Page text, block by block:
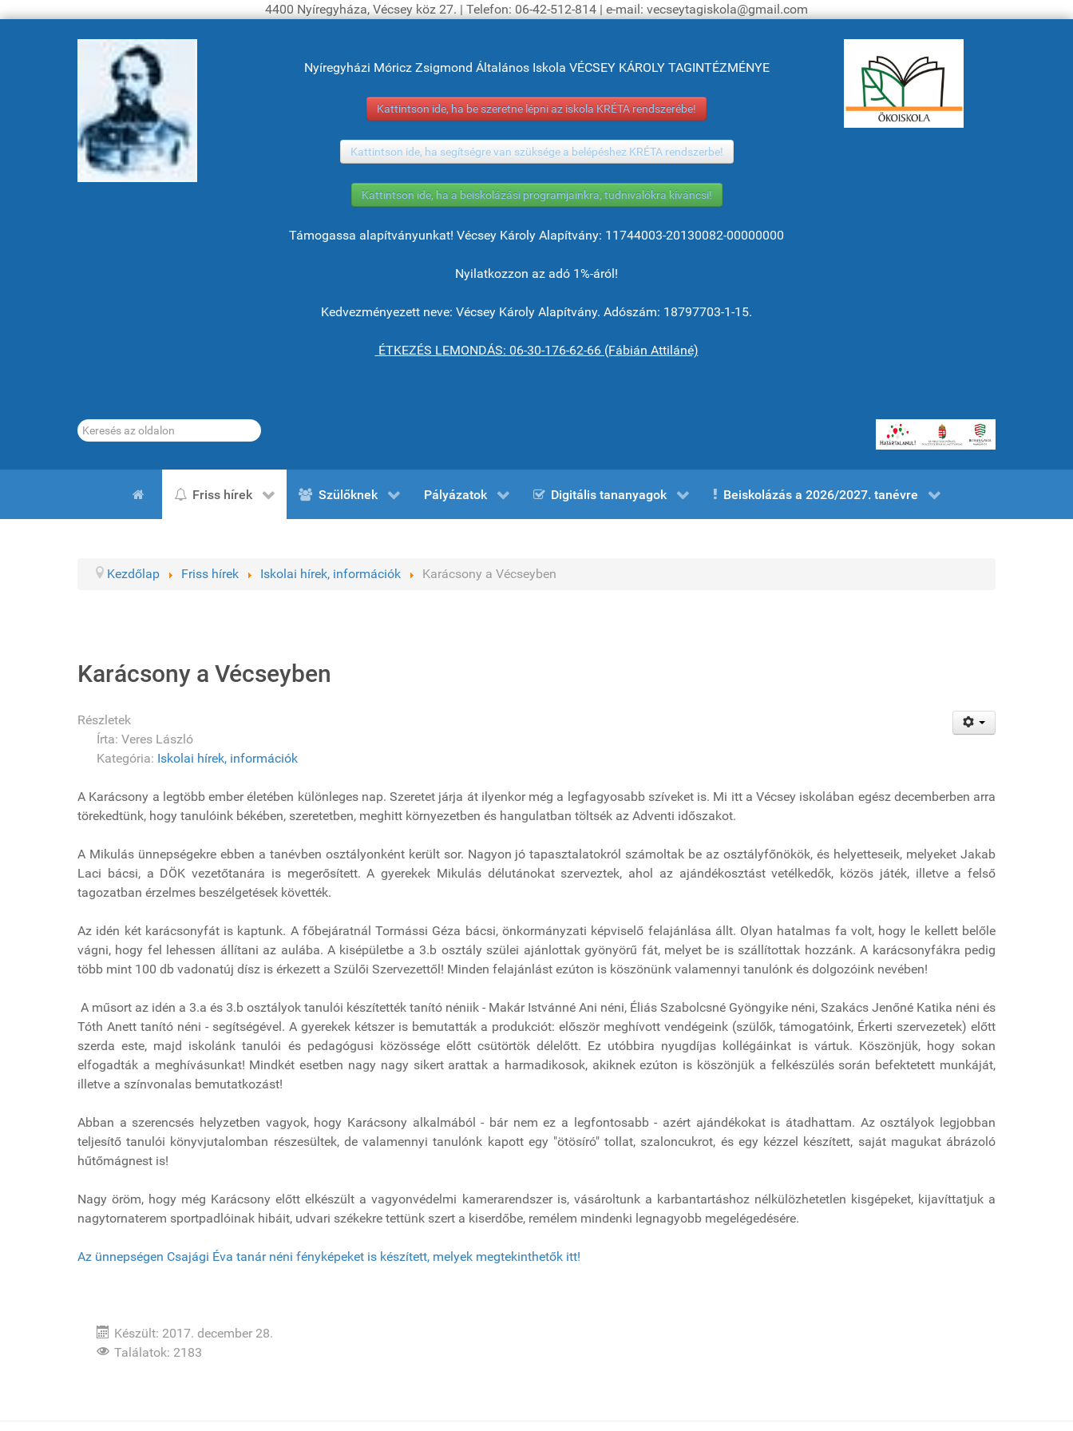
4400 Nyíregyháza, Vécsey köz 27. | Telefon: 06-42-512-814 | e-mail: vecseytagiskola@gmail.com
Nyíregyházi Móricz Zsigmond Általános Iskola VÉCSEY KÁROLY TAGINTÉZMÉNYE
Kattintson ide, ha be szeretne lépni az iskola KRÉTA rendszerébe!
Kattintson ide, ha segítségre van szüksége a belépéshez KRÉTA rendszerbe!
Kattintson ide, ha a beiskolázási programjainkra, tudnivalókra kíváncsi!
Támogassa alapítványunkat! Vécsey Károly Alapítvány: 11744003-20130082-00000000
Nyilatkozzon az adó 1%-áról!
Kedvezményezett neve: Vécsey Károly Alapítvány. Adószám: 18797703-1-15.
ÉTKEZÉS LEMONDÁS: 06-30-176-62-66 (Fábián Attiláné)
Keresés...
Friss hírek Szülőknek Pályázatok Digitális tananyagok Beiskolázás a 2026/2027. tanévre
Kezdőlap Friss hírek Iskolai hírek, információk Karácsony a Vécseyben
Karácsony a Vécseyben
Részletek
Írta: Veres László
Kategória: Iskolai hírek, információk
A Karácsony a legtöbb ember életében különleges nap. Szeretet járja át ilyenkor még a legfagyosabb szíveket is. Mi itt a Vécsey iskolában egész decemberben arra
törekedtünk, hogy tanulóink békében, szeretetben, meghitt környezetben és hangulatban töltsék az Adventi időszakot.
A Mikulás ünnepségekre ebben a tanévben osztályonként került sor. Nagyon jó tapasztalatokról számoltak be az osztályfőnökök, és helyetteseik, melyeket Jakab
Laci bácsi, a DÖK vezetőtanára is megerősített. A gyerekek Mikulás délutánokat szerveztek, ahol az ajándékosztást vetélkedők, közös játék, illetve a felső
tagozatban érzelmes beszélgetések követték.
Az idén két karácsonyfát is kaptunk. A főbejáratnál Tormássi Géza bácsi, önkormányzati képviselő felajánlása állt. Olyan hatalmas fa volt, hogy le kellett belőle
vágni, hogy fel lehessen állítani az aulába. A kisépületbe a 3.b osztály szülei ajánlottak gyönyörű fát, melyet be is szállítottak hozzánk. A karácsonyfákra pedig
több mint 100 db vadonatúj dísz is érkezett a Szülői Szervezettől! Minden felajánlást ezúton is köszönünk valamennyi tanulónk és dolgozóink nevében!
A műsort az idén a 3.a és 3.b osztályok tanulói készítették tanító néniik - Makár Istvánné Ani néni, Éliás Szabolcsné Gyöngyike néni, Szakács Jenőné Katika néni és
Tóth Anett tanító néni - segítségével. A gyerekek kétszer is bemutatták a produkciót: először meghívott vendégeink (szülők, támogatóink, Érkerti szervezetek) előtt
szerda este, majd iskolánk tanulói és pedagógusi közössége előtt csütörtök délelőtt. Ez utóbbira nyugdíjas kollégáinkat is vártuk. Köszönjük, hogy sokan
elfogadták a meghívásunkat! Mindkét esetben nagy nagy sikert arattak a harmadikosok, akiknek ezúton is köszönjük a felkészülés során befektetett munkáját,
illetve a színvonalas bemutatkozást!
Abban a szerencsés helyzetben vagyok, hogy Karácsony alkalmából - bár nem ez a legfontosabb - azért ajándékokat is átadhattam. Az osztályok legjobban
teljesítő tanulói könyvjutalomban részesültek, de valamennyi tanulónk kapott egy "ötösíró" tollat, szaloncukrot, és egy kézzel készített, saját magukat ábrázoló
hűtőmágnest is!
Nagy öröm, hogy még Karácsony előtt elkészült a vagyonvédelmi kamerarendszer is, vásároltunk a karbantartáshoz nélkülözhetetlen kisgépeket, kijavíttatjuk a
nagytornaterem sportpadlóinak hibáit, udvari székekre tettünk szert a kiserdőbe, remélem mindenki legnagyobb megelégedésére.
Az ünnepségen Csajági Éva tanár néni fényképeket is készített, melyek megtekinthetők itt!
Készült: 2017. december 28.
Találatok: 2183